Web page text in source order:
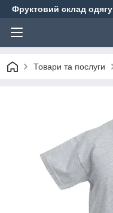
Фруктовий склад одягу
Товари та послуги